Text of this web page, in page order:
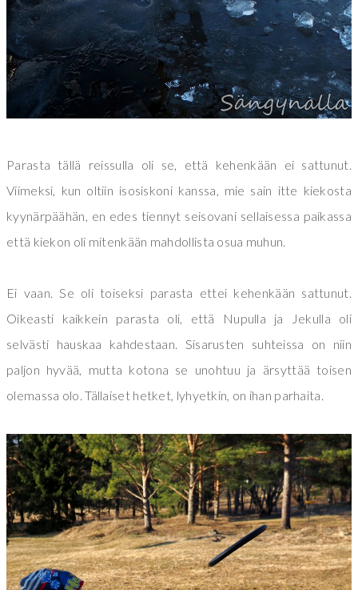
Parasta tällä reissulla oli se, että kehenkään ei sattunut.
Viimeksi, kun oltiin isosiskoni kanssa, mie sain itte kiekosta
kyynärpäähän, en edes tiennyt seisovani sellaisessa paikassa
että kiekon oli mitenkään mahdollista osua muhun.
Ei vaan. Se oli toiseksi parasta ettei kehenkään sattunut.
Oikeasti kaikkein parasta oli, että Nupulla ja Jekulla oli
selvästi hauskaa kahdestaan. Sisarusten suhteissa on niin
paljon hyvää, mutta kotona se unohtuu ja ärsyttää toisen
olemassa olo. Tällaiset hetket, lyhyetkin, on ihan parhaita.